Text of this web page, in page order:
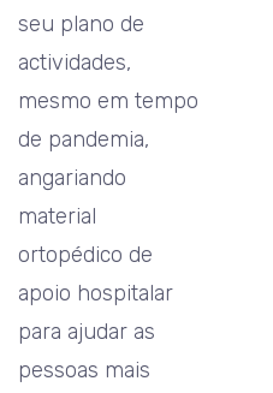
seu plano de
actividades,
mesmo em tempo
de pandemia,
angariando
material
ortopédico de
apoio hospitalar
para ajudar as
pessoas mais